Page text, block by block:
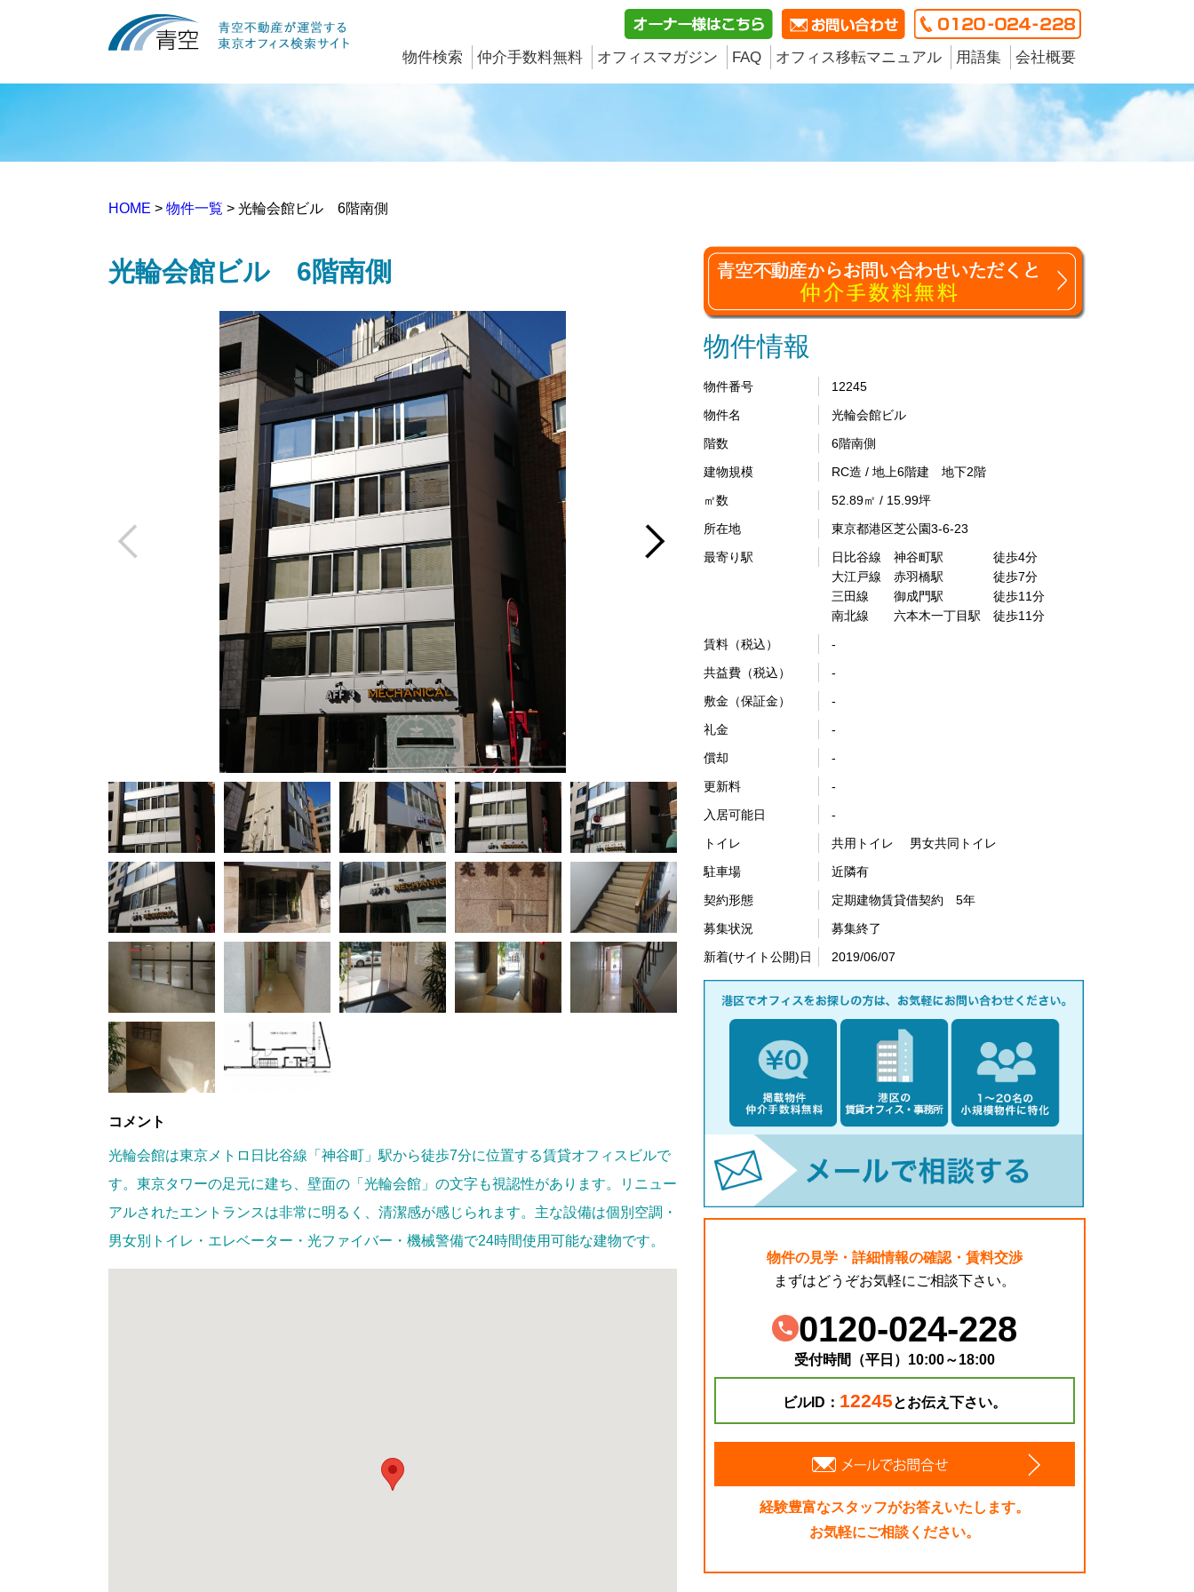
物件検索 仲介手数料無料 オフィスマガジン FAQ オフィス移転マニュアル 用語集 会社概要
HOME > 物件一覧 > 光輪会館ビル 6階南側
光輪会館ビル 6階南側
コメント
光輪会館は東京メトロ日比谷線「神谷町」駅から徒歩7分に位置する賃貸オフィスビルで
す。東京タワーの足元に建ち、壁面の「光輪会館」の文字も視認性があります。リニュー
アルされたエントランスは非常に明るく、清潔感が感じられます。主な設備は個別空調・
男女別トイレ・エレベーター・光ファイバー・機械警備で24時間使用可能な建物です。
物件情報
物件番号
12245
物件名
光輪会館ビル
階数
6階南側
建物規模
RC造 / 地上6階建 地下2階
㎡数
52.89㎡ / 15.99坪
所在地
東京都港区芝公園3-6-23
最寄り駅
日比谷線 神谷町駅 徒歩4分
大江戸線 赤羽橋駅 徒歩7分
三田線 御成門駅 徒歩11分
南北線 六本木一丁目駅 徒歩11分
賃料（税込）
-
共益費（税込）
-
敷金（保証金）
-
礼金
-
償却
-
更新料
-
入居可能日
-
トイレ
共用トイレ 男女共同トイレ
駐車場
近隣有
契約形態
定期建物賃貸借契約 5年
募集状況
募集終了
新着(サイト公開)日
2019/06/07
物件の見学・詳細情報の確認・賃料交渉
まずはどうぞお気軽にご相談下さい。
0120-024-228
受付時間（平日）10:00～18:00
ビルID： 12245とお伝え下さい。
経験豊富なスタッフがお答えいたします。
お気軽にご相談ください。